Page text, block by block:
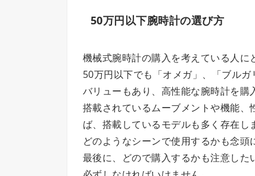
50万円以下腕時計の選び方
機械式腕時計の購入を考えている人に
50万円以下でも「オメガ」、「ブル
バリューもあり、高性能な腕時計を購
搭載されているムーブメントや機能
ば、搭載しているモデルも多く存在し
どのようなシーンで使用するかも念頭
最後に、どので購入するかも注意し